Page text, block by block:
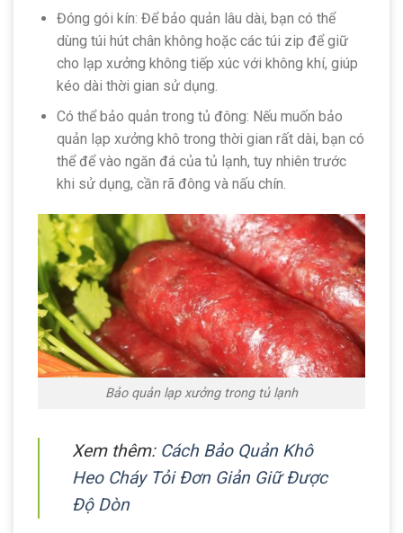
Đóng gói kín: Để bảo quản lâu dài, bạn có thể
dùng túi hút chân không hoặc các túi zip để giữ
cho lạp xưởng không tiếp xúc với không khí, giúp
kéo dài thời gian sử dụng.
Có thể bảo quản trong tủ đông: Nếu muốn bảo
quản lạp xưởng khô trong thời gian rất dài, bạn có
thể để vào ngăn đá của tủ lạnh, tuy nhiên trước
khi sử dụng, cần rã đông và nấu chín.
Bảo quản lạp xưởng trong tủ lạnh
Xem thêm: Cách Bảo Quản Khô
Heo Cháy Tỏi Đơn Giản Giữ Được
Độ Dòn